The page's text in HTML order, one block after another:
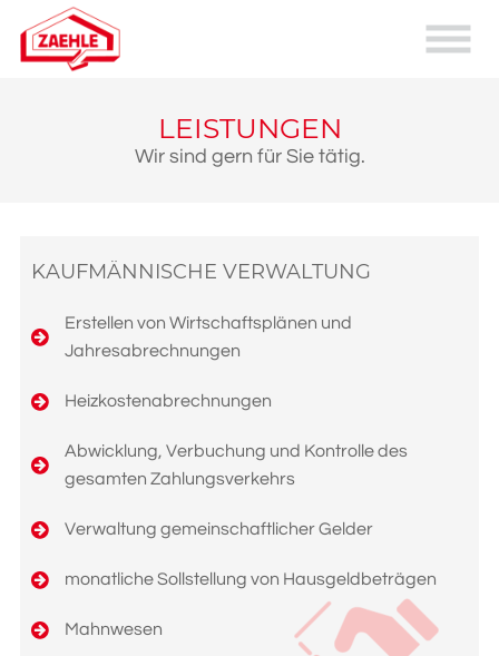
LEISTUNGEN
Wir sind gern für Sie tätig.
KAUFMÄNNISCHE VERWALTUNG
Erstellen von Wirtschaftsplänen und
Jahresabrechnungen
Heizkostenabrechnungen
Abwicklung, Verbuchung und Kontrolle des
gesamten Zahlungsverkehrs
Verwaltung gemeinschaftlicher Gelder
monatliche Sollstellung von Hausgeldbeträgen
Mahnwesen